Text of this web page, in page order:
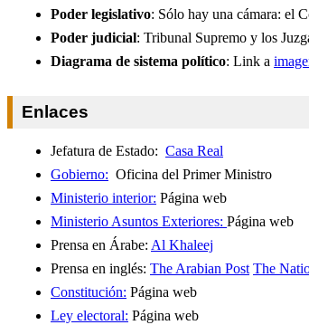
Poder legislativo: Sólo hay una cámara: el
Poder judicial: Tribunal Supremo y los
Diagrama de sistema político: Link a
Enlaces
Jefatura de Estado: Casa Real
Gobierno: Oficina del Primer Ministro
Ministerio interior: Página web
Ministerio Asuntos Exteriores: Página web
Prensa en Árabe: Al Khaleej
Prensa en inglés: The Arabian Post The
Constitución: Página web
Ley electoral: Página web